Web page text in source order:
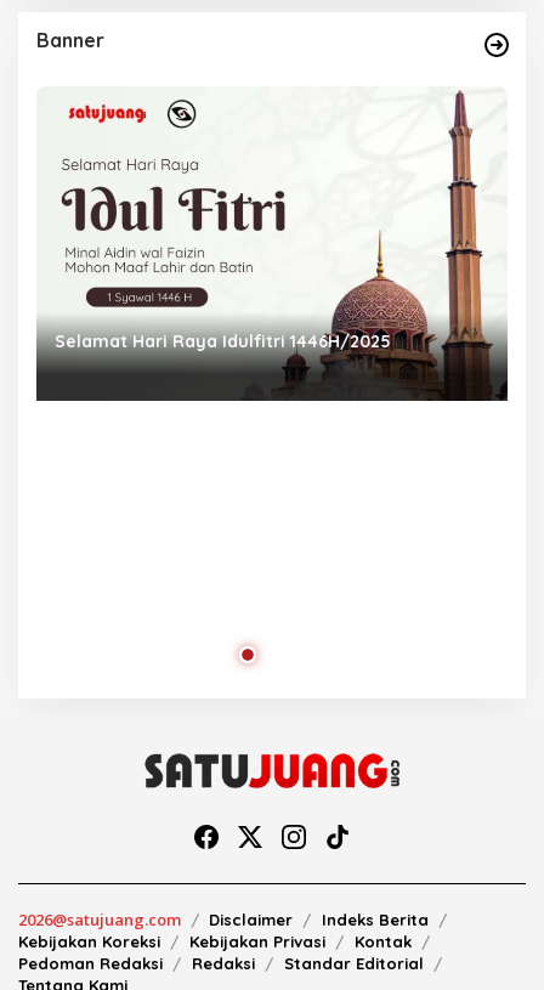
Banner
Selamat Hari Raya Idulfitri 1446H/2025
2026@satujuang.com Disclaimer
Indeks Berita
Kebijakan Koreksi
Kebijakan Privasi
Kontak
Pedoman Redaksi
Redaksi
Standar Editorial
Tentang Kami